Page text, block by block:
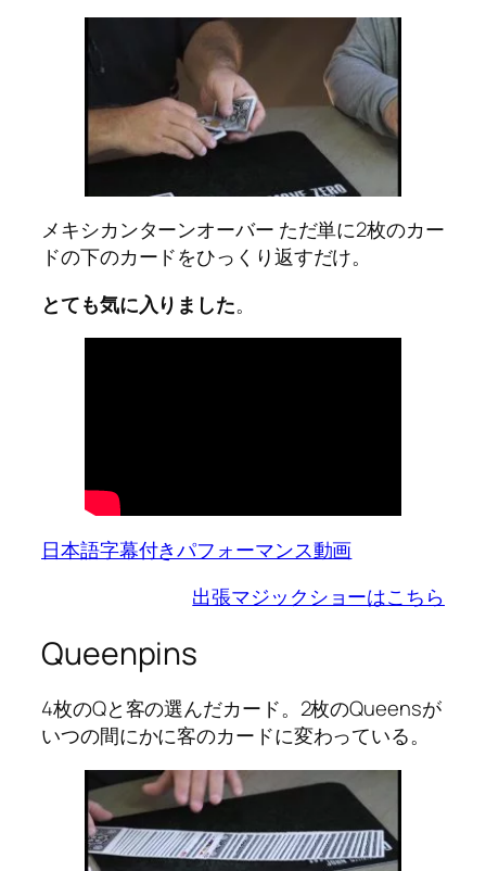
メキシカンターンオーバー ただ単に2枚のカー
ドの下のカードをひっくり返すだけ。
とても気に入りました。
日本語字幕付きパフォーマンス動画
出張マジックショーはこちら
Queenpins
4枚のQと客の選んだカード。2枚のQueensが
いつの間にかに客のカードに変わっている。